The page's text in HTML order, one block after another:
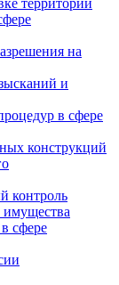
территории
на
и
в сфере
конструкций
контроль
сфере